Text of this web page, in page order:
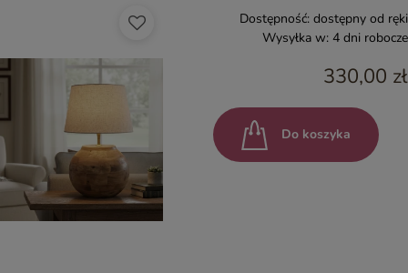
Dostępność: dostępny od ręki
Wysyłka w: 4 dni robocze
330,00 zł
Do koszyka